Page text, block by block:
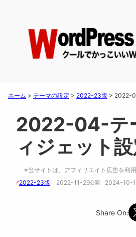
ホーム > テーマの設定 > 2022-23版 > 2022-
2022-04-テ
ィジェット
※当サイトは、アフィリエイト広告を利
#2022-23版 2022-11-29公開 2024-10-
Share On: